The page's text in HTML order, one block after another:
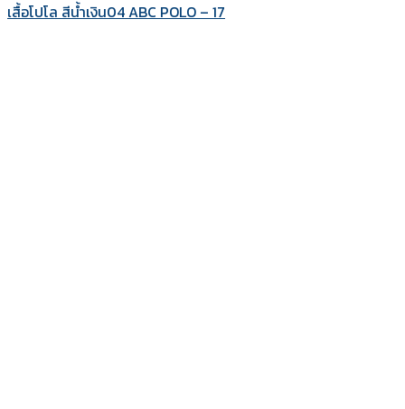
เสื้อโปโล สีน้ำเงิน04 ABC POLO – 17